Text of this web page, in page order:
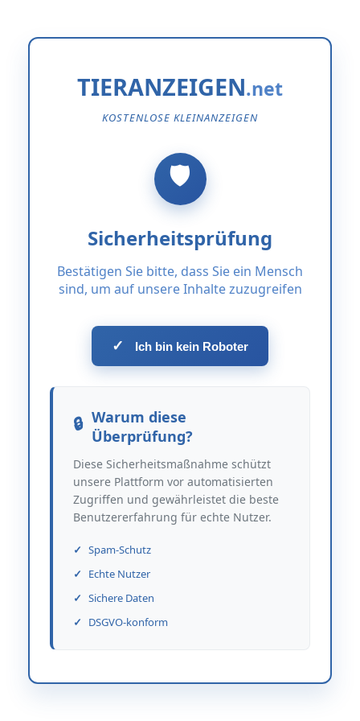
TIERANZEIGEN
KOSTENLOSE KLEINANZEIGEN
Sicherheitsprüfung
Bestätigen Sie bitte, dass Sie ein Mensch
sind, um auf unsere Inhalte zuzugreifen
✓ Ich bin kein Roboter
Warum diese
Überprüfung?
Diese Sicherheitsmaßnahme schützt
unsere Plattform vor automatisierten
Zugriffen und gewährleistet die beste
Benutzererfahrung für echte Nutzer.
Spam-Schutz
Echte Nutzer
Sichere Daten
DSGVO-konform